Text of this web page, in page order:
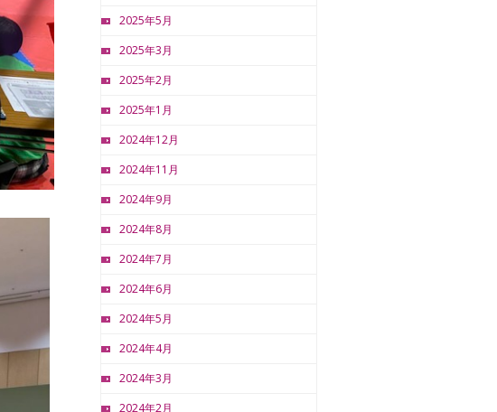
2025年5月
2025年3月
2025年2月
2025年1月
2024年12月
2024年11月
2024年9月
2024年8月
2024年7月
2024年6月
2024年5月
2024年4月
2024年3月
2024年2月